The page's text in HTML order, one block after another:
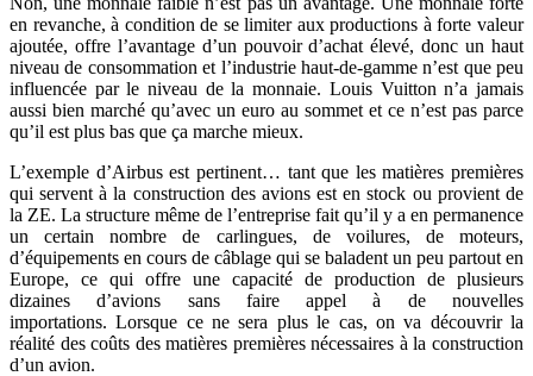
en revanche, à condition de se limiter aux productions à forte valeur
ajoutée, offre l’avantage d’un pouvoir d’achat élevé, donc un haut
niveau de consommation et l’industrie haut-de-gamme n’est que peu
influencée par le niveau de la monnaie. Louis Vuitton n’a jamais
aussi bien marché qu’avec un euro au sommet et ce n’est pas parce
qu’il est plus bas que ça marche mieux.
L’exemple d’Airbus est pertinent… tant que les matières premières
qui servent à la construction des avions est en stock ou provient de
la ZE. La structure même de l’entreprise fait qu’il y a en permanence
un certain nombre de carlingues, de voilures, de moteurs,
d’équipements en cours de câblage qui se baladent un peu partout en
Europe, ce qui offre une capacité de production de plusieurs
dizaines d’avions sans faire appel à de nouvelles
importations. Lorsque ce ne sera plus le cas, on va découvrir la
réalité des coûts des matières premières nécessaires à la construction
d’un avion.